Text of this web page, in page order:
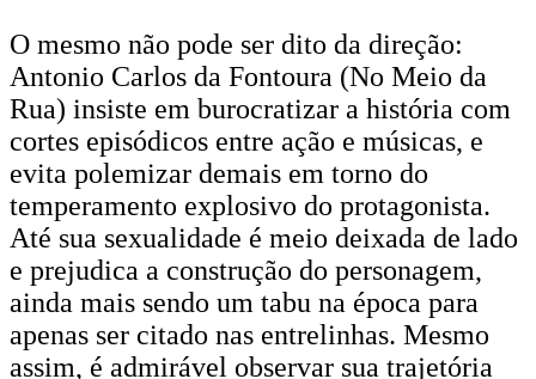
O mesmo não pode ser dito da direção:
Antonio Carlos da Fontoura (No Meio da
Rua) insiste em burocratizar a história com
cortes episódicos entre ação e músicas, e
evita polemizar demais em torno do
temperamento explosivo do protagonista.
Até sua sexualidade é meio deixada de lado
e prejudica a construção do personagem,
ainda mais sendo um tabu na época para
apenas ser citado nas entrelinhas. Mesmo
assim, é admirável observar sua trajetória